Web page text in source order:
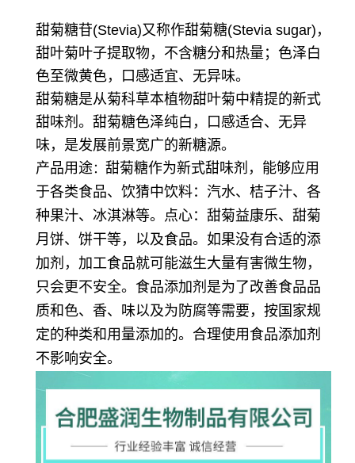
甜菊糖苷(Stevia)又称作甜菊糖(Stevia sugar)，
甜叶菊叶子提取物，不含糖分和热量；色泽白
色至微黄色，口感适宜、无异味。
甜菊糖是从菊科草本植物甜叶菊中精提的新式
甜味剂。甜菊糖色泽纯白，口感适合、无异
味，是发展前景宽广的新糖源。
产品用途： 甜菊糖作为新式甜味剂，能够应用
于各类食品、饮猜中饮料：汽水、桔子汁、各
种果汁、冰淇淋等。 点心：甜菊益康乐、甜菊
月饼、饼干等，以及食品。如果没有合适的添
加剂，加工食品就可能滋生大量有害微生物，
只会更不安全。食品添加剂是为了改善食品品
质和色、香、味以及为防腐等需要，按国家规
定的种类和用量添加的。合理使用食品添加剂
不影响安全。